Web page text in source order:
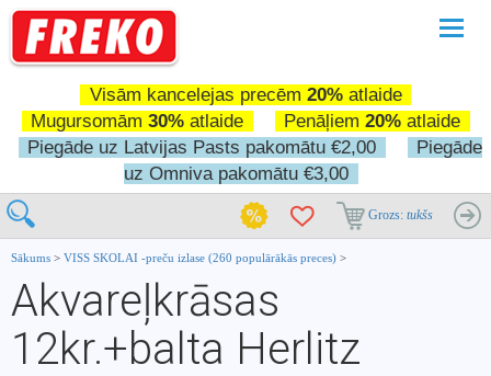
Visām kancelejas precēm 20%atlaide
Mugursomām 30% atlaide Penāļiem 20% atlaide
Piegāde uz Latvijas Pasts pakomātu €2,00
Piegāde
uz Omniva pakomātu €3,00
Grozs: tukšs
Sākums > VISS SKOLAI -preču izlase (260 populārākās preces) >
Akvareļkrāsas
12kr.+balta Herlitz